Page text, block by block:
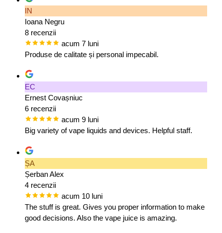
IN
Ioana Negru
8 recenzii
acum 7 luni
Produse de calitate și personal impecabil.
EC
Ernest Covașniuc
6 recenzii
acum 9 luni
Big variety of vape liquids and devices. Helpful staff.
ȘA
Șerban Alex
4 recenzii
acum 10 luni
The stuff is great. Gives you proper information to make
good decisions. Also the vape juice is amazing.